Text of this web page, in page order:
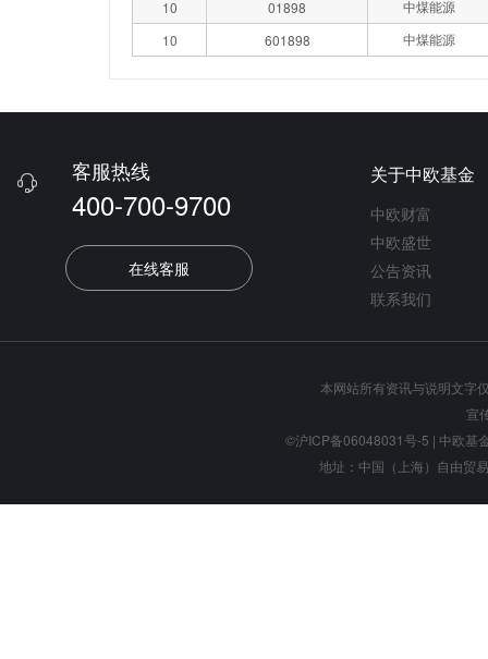
10 01898
中煤能源
10
601898 中煤能源
 客服热线
400-700-9700
在线客服
关于中欧基金
中欧财富
中欧盛世
公告资讯
联系我们
本网站所有资讯与说明文字
宣
©沪ICP备06048031号-5 | 中欧基
地址：中国（上海）自由贸